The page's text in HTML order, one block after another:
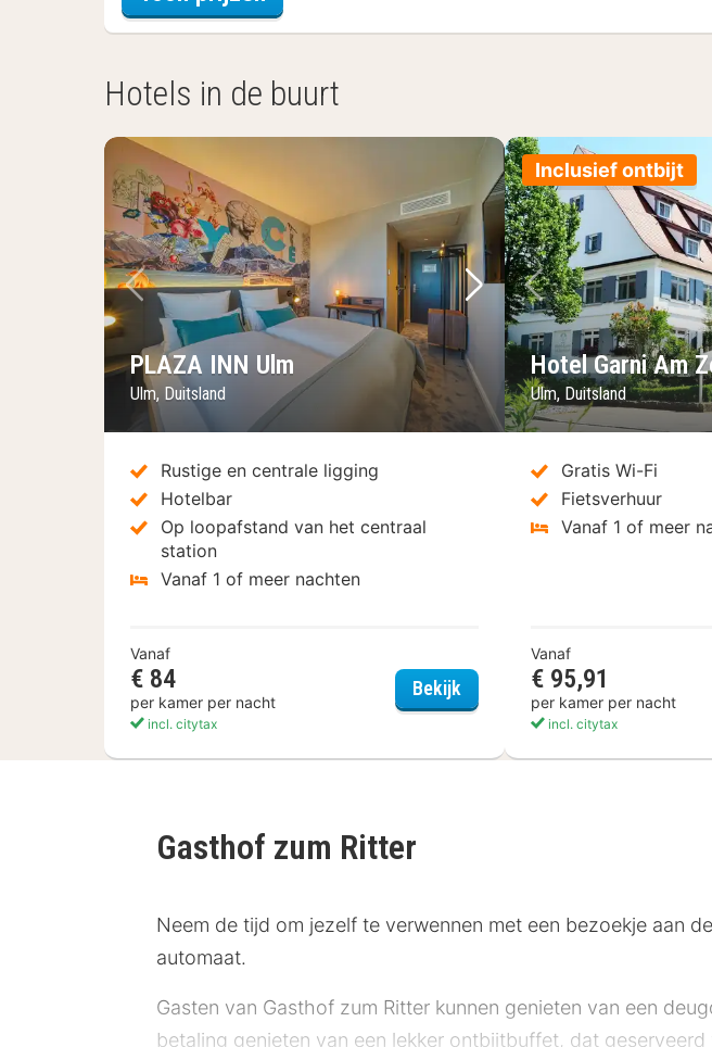
Hotels in de buurt
Vorige foto
Volgende foto
PLAZA INN Ulm
Ulm, Duitsland
Rustige en centrale ligging
Hotelbar
Op loopafstand van het centraal
station
Vanaf 1 of meer nachten
Vanaf
€ 84
per kamer per nacht
incl. citytax
BekijkPLAZA INN Ulm
Inclusief ontbijt
Vorige foto
Hotel Garni Am
Ulm, Duitsland
Gratis Wi-Fi
Fietsverhuur
Vanaf 1 of meer
Vanaf
€ 95,91
per kamer per nacht
incl. citytax
Gasthof zum Ritter
Neem de tijd om jezelf te verwennen met een bezoekje aan
automaat.
Gasten van Gasthof zum Ritter kunnen genieten van een
betaling genieten van een lekker ontbijtbuffet, dat